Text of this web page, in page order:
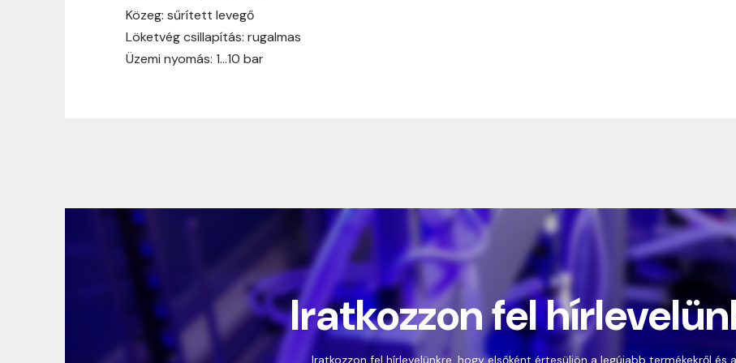
Közeg: sűrített levegő
Löketvég csillapítás: rugalmas
Üzemi nyomás: 1…10 bar
Iratkozzon fel
Iratkozzon fel hírlevelünkre, hogy elsőként értesüljön a legújabb termékekről és